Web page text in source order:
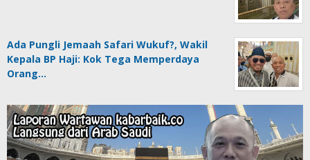
Ada Pungli Jemaah Safari Wukuf?, Wakil
Kepala BP Haji: Kok Tega Memperdaya
Orang…